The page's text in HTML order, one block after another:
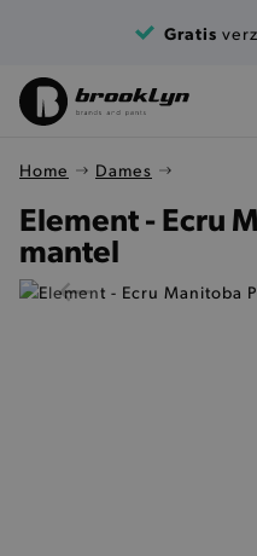
Gratis
Home Dames
Element - Ecru
mantel